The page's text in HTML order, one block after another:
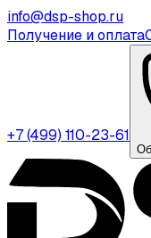
info@dsp-shop.ru
Получение и оплата
+7 (499) 110-23-61